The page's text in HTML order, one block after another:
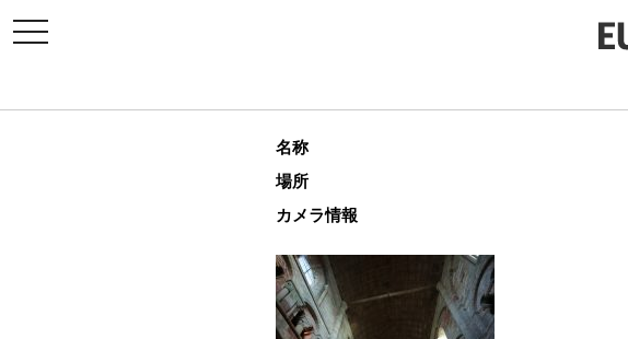
toggle
navigation
名称
場所
カメラ情報